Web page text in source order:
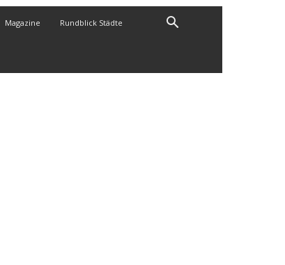
Magazine Rundblick Städte